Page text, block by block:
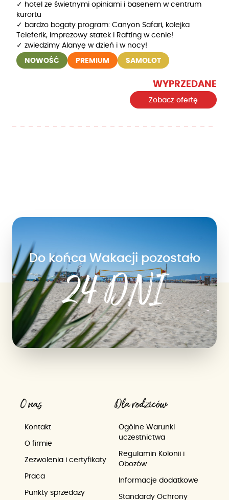
✓ hotel ze świetnymi opiniami i basenem w centrum
kurortu
✓ bardzo bogaty program: Canyon Safari, kolejka
Teleferik, imprezowy statek i Rafting w cenie!
✓ zwiedzimy Alanyę w dzień i w nocy!
NOWOŚĆ
PREMIUM SAMOLOT
WYPRZEDANE
Zobacz ofertę
Do końca Wakacji pozostało
24 DNI
O nas
Kontakt
O firmie
Zezwolenia i certyfikaty
Praca
Punkty sprzedaży
Dla rodziców
Ogólne Warunki
uczestnictwa
Regulamin Kolonii i
Obozów
Informacje dodatkowe
Standardy Ochrony